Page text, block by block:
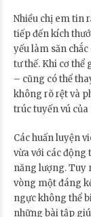
Nhiều chị em tin
tiếp đến kích
yếu làm săn
tư thế. Khi cơ thể
– cũng có thể
không rõ rệt và
trúc tuyến vú
Các huấn luyện
vừa với các động
năng lượng. Tuy
vòng một đáng
ngực không thể
những bài tập